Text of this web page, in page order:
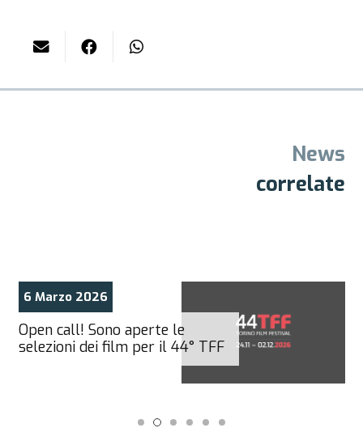
News
correlate
6 Marzo 2026
Open call! Sono aperte le
selezioni dei film per il 44° TFF